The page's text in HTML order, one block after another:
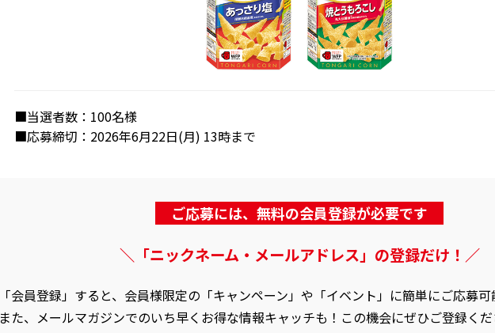
■当選者数：100名様
■応募締切：2026年6月22日(月) 13時まで
ご応募には、無料の会員登録が必要です
＼「ニックネーム・メールアドレス」の登録だけ！／
「会員登録」すると、会員様限定の「キャンペーン」や「イベント」に簡単にご応募可
また、メールマガジンでのいち早くお得な情報キャッチも！この機会にぜひご登録く